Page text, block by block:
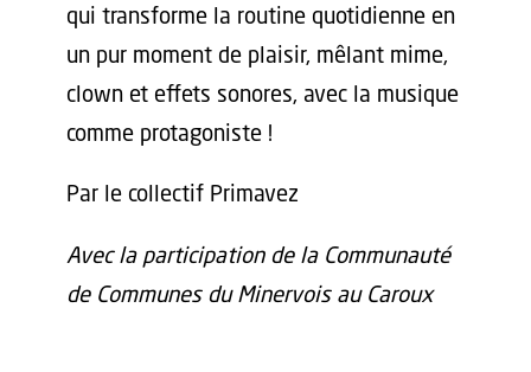
qui transforme la routine quotidienne en
un pur moment de plaisir, mêlant mime,
clown et effets sonores, avec la musique
comme protagoniste !
Par le collectif Primavez
Avec la participation de la Communauté
de Communes du Minervois au Caroux